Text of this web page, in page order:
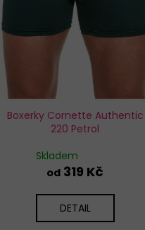
Boxerky Cornette Authentic
220 Petrol
Skladem
od 319 Kč
DETAIL